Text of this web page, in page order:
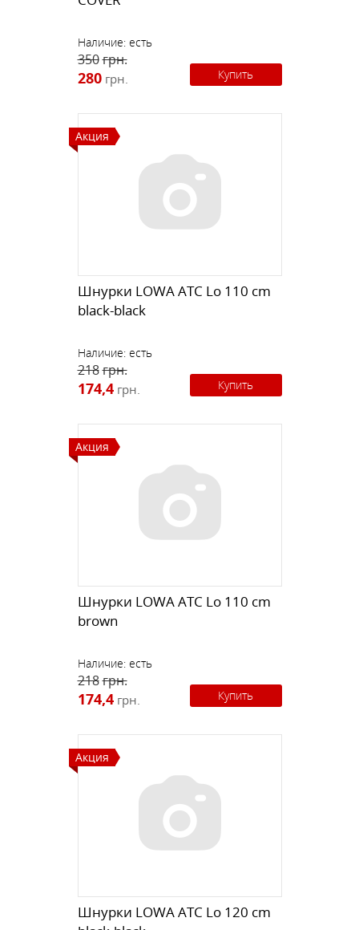
Наличие: есть
350грн.
280 грн. Купить
Акция
Шнурки LOWA ATC Lo 110 cm
black-black
Наличие: есть
218грн.
174,4 грн. Купить
Акция
Шнурки LOWA ATC Lo 110 cm
brown
Наличие: есть
218грн.
174,4 грн. Купить
Акция
Шнурки LOWA ATC Lo 120 cm